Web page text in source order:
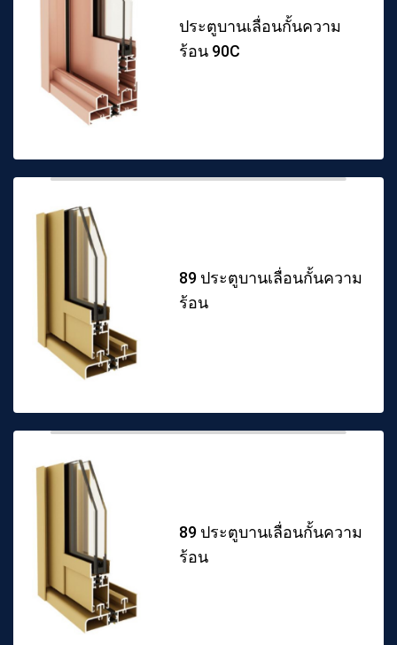
ประตูบานเลื่อนกั้นความ
ร้อน 90C
89 ประตูบานเลื่อนกั้นความ
ร้อน
89 ประตูบานเลื่อนกั้นความ
ร้อน